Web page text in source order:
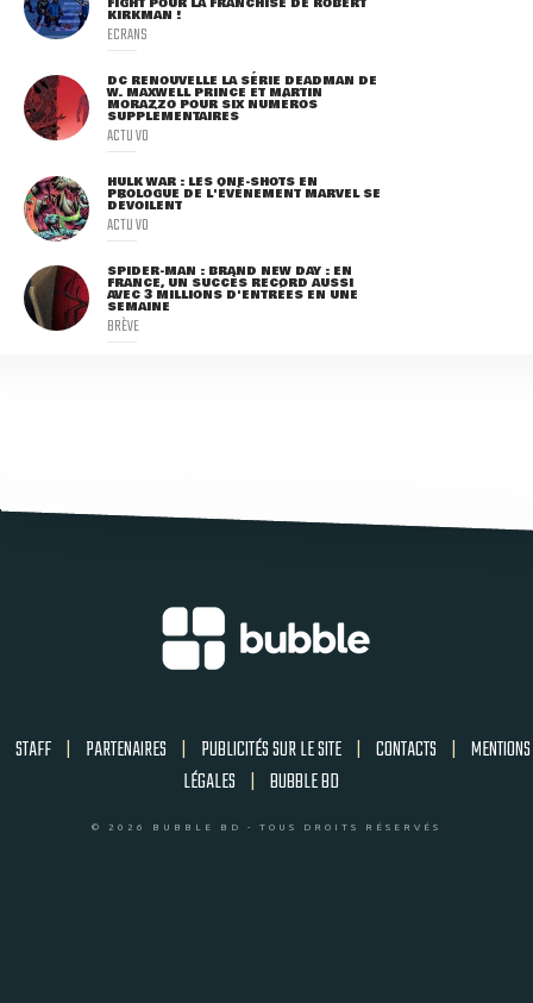
FIGHT POUR LA FRANCHISE DE ROBERT
KIRKMAN !
ECRANS
DC RENOUVELLE LA SÉRIE DEADMAN DE
W. MAXWELL PRINCE ET MARTIN
MORAZZO POUR SIX NUMÉROS
SUPPLÉMENTAIRES
ACTU VO
HULK WAR : LES ONE-SHOTS EN
PROLOGUE DE L'ÉVÈNEMENT MARVEL SE
DÉVOILENT
ACTU VO
SPIDER-MAN : BRAND NEW DAY : EN
FRANCE, UN SUCCÈS RECORD AUSSI
AVEC 3 MILLIONS D'ENTRÉES EN UNE
SEMAINE
BRÈVE
STAFF | PARTENAIRES | PUBLICITÉS SUR LE SITE | CONTACTS | MENTIONS
LÉGALES | BUBBLE BD
© 2026 BUBBLE BD - TOUS DROITS RÉSERVÉS